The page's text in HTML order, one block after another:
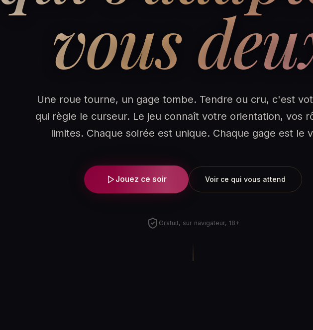
vous
Une roue tourne, un gage tombe. Tendre ou cru, c'est
qui règle le curseur. Le jeu connaît votre orientation, vos
limites. Chaque soirée est unique. Chaque gage est le
Jouez ce soir Voir ce qui vous attend
Gratuit, sur navigateur, 18+